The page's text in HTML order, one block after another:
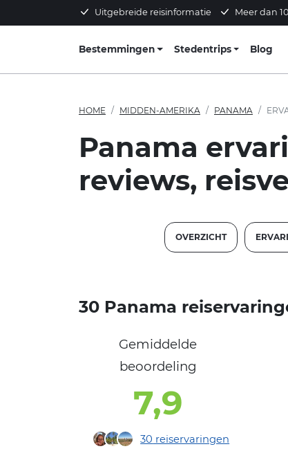
Uitgebreide reisinformatie Meer dan
Bestemmingen Stedentrips Blog
HOME MIDDEN-AMERIKA PANAMA
Panama
reviews,
OVERZICHT
30 Panama
Gemiddelde
beoordeling
7,9
30 reiservaringen